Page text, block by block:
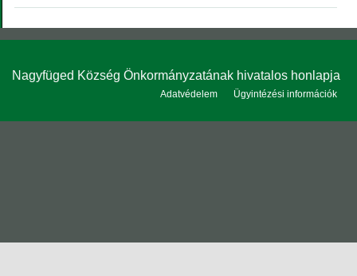
Nagyfüged Község Önkormányzatának hivatalos honlapja
Adatvédelem Ügyintézési információk